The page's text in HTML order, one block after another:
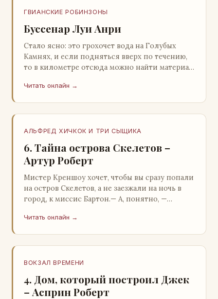
ГВИАНСКИЕ РОБИНЗОНЫ
Буссенар Луи Анри
Стало ясно: это грохочет вода на Голубых
Камнях, и если подняться вверх по течению,
то в километре отсюда можно найти материал
крас…
Читать онлайн →
АЛЬФРЕД ХИЧКОК И ТРИ СЫЩИКА
6. Тайна острова Скелетов –
Артур Роберт
Мистер Креншоу хочет, чтобы вы сразу попали
на остров Скелетов, а не заезжали на ночь в
город, к миссис Бартон.— А, понятно, —
«кризис»…
Читать онлайн →
ВОКЗАЛ ВРЕМЕНИ
4. Дом, который построил Джек
– Асприн Роберт